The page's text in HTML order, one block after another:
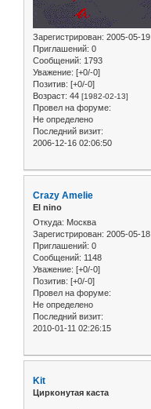
Зарегистрирован: 2005-05-19
Приглашений: 0
Сообщений: 1793
Уважение: [+0/-0]
Позитив: [+0/-0]
Возраст: 44 [1982-02-13]
Провел на форуме:
Не определено
Последний визит:
2006-12-16 02:06:50
Crazy Amelie
El nino
Откуда: Москва
Зарегистрирован: 2005-05-18
Приглашений: 0
Сообщений: 1148
Уважение: [+0/-0]
Позитив: [+0/-0]
Провел на форуме:
Не определено
Последний визит:
2010-01-11 02:26:15
Kit
Цирконутая каста